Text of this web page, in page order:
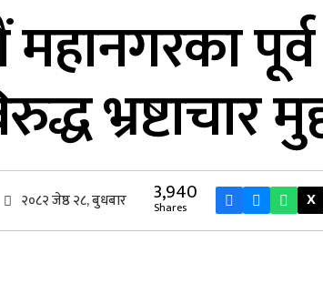
महानगरका
भ्रष्टाचार
२०८२ जेष्ठ २८, बुधबार 3,940
Shares X